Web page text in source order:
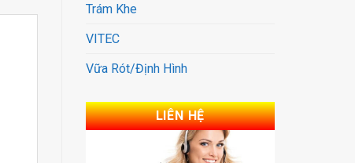
Trám Khe
VITEC
Vữa Rót/Định Hình
LIÊN HỆ